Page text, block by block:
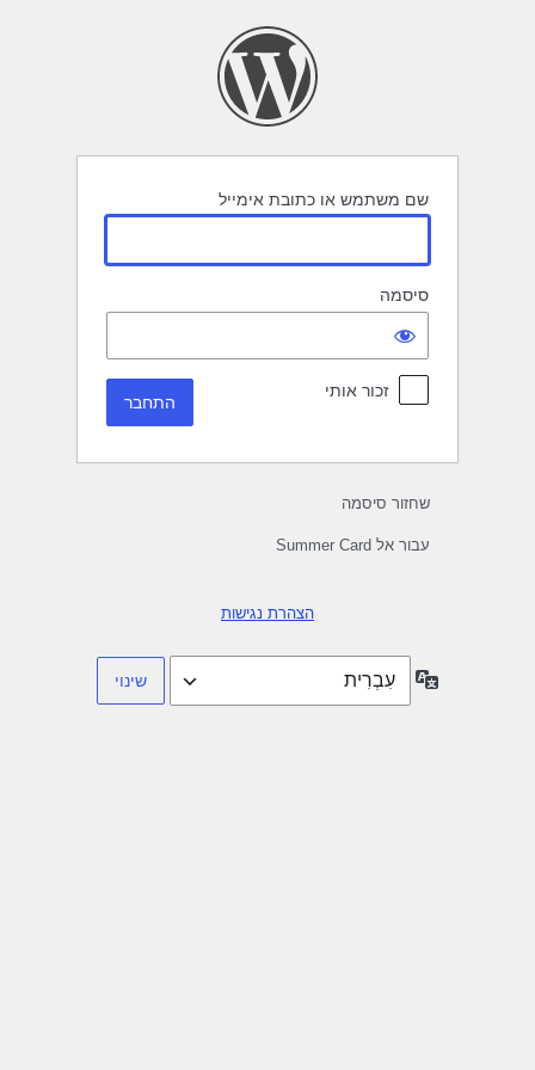
שם משתמש או כתובת אימייל
סיסמה
זכור אותי
שחזור סיסמה
עבור אל Summer Card
הצהרת נגישות
שפה